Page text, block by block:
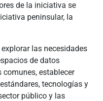
de la iniciativa se
peninsular, la
las necesidades
de datos
establecer
tecnologías y
público y las